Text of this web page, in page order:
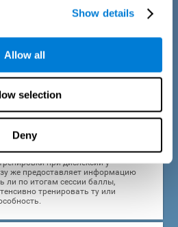
Show details
Allow all
selection
Deny
при дислексии у
может быть трудно быстро
поэтому CogniFit
интерактивные
что упрощает их понимание.
при дислексии у
же предоставляет информацию
ли по итогам сессии баллы,
тренировать ту или